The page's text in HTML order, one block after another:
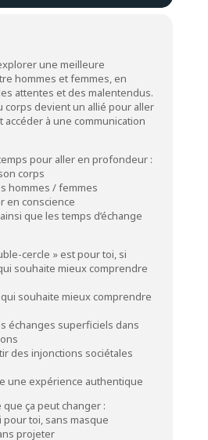
une meilleure
hommes et femmes, en
attentes et des malentendus.
corps devient un allié pour aller
accéder à une communication
pour aller en profondeur :
corps
hommes / femmes
en conscience
que les temps d’échange
cercle » est pour toi, si
souhaite mieux comprendre
souhaite mieux comprendre
échanges superficiels dans
des injonctions sociétales
une expérience authentique
que ça peut changer :
pour toi, sans masque
projeter